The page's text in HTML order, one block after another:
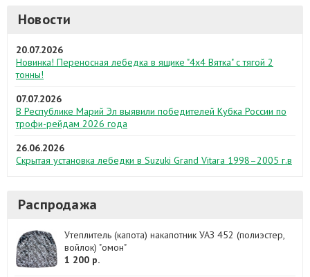
Новости
20.07.2026
Новинка! Переносная лебедка в ящике "4х4 Вятка" с тягой 2
тонны!
07.07.2026
В Республике Марий Эл выявили победителей Кубка России по
трофи-рейдам 2026 года
26.06.2026
Скрытая установка лебедки в Suzuki Grand Vitara 1998–2005 г.в
Распродажа
Утеплитель (капота) накапотник УАЗ 452 (полиэстер,
войлок) "омон"
1 200 р.